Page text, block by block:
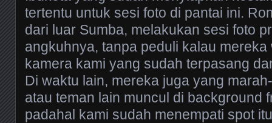
tertentu untuk sesi foto di pantai ini.
dari luar Sumba, melakukan sesi foto
angkuhnya, tanpa peduli kalau
kamera kami yang sudah terpasang
Di waktu lain, mereka juga yang
atau teman lain muncul di background
padahal kami sudah menempati spot